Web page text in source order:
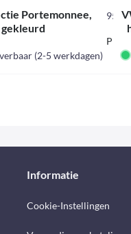
Portemonnee,
gekleurd
(2-5 werkdagen)
Informatie
Cookie-Instellingen